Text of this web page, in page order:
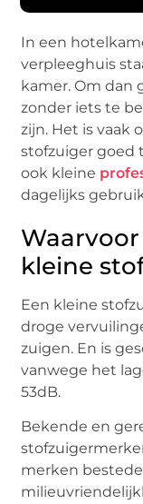
In een
verpleeghuis
kamer. Om dan
zonder iets te
zijn. Het is vaak
stofzuiger goed
ook kleine
dagelijks
kleine
Een kleine
droge
zuigen. En is
vanwege het
53dB.
Bekende en
merken